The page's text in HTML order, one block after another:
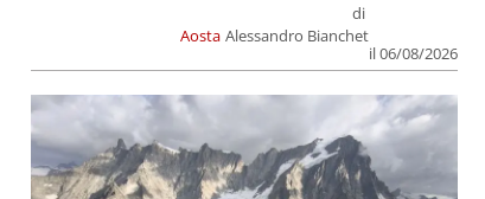
Aosta
di
Alessandro Bianchet
il 06/08/2026